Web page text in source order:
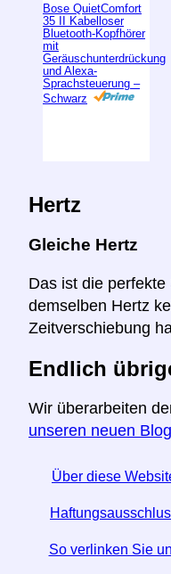
Bose QuietComfort
35 II Kabelloser
Bluetooth-Kopfhörer
mit
Geräuschunterdrückung
und Alexa-
Sprachsteuerung –
Schwarz
Hertz
Gleiche Hertz
Das ist die
demselben Hertz
Zeitverschiebung
Endlich
Wir überarbeiten
unseren neuen Blog
Über diese
So verlinken Sie